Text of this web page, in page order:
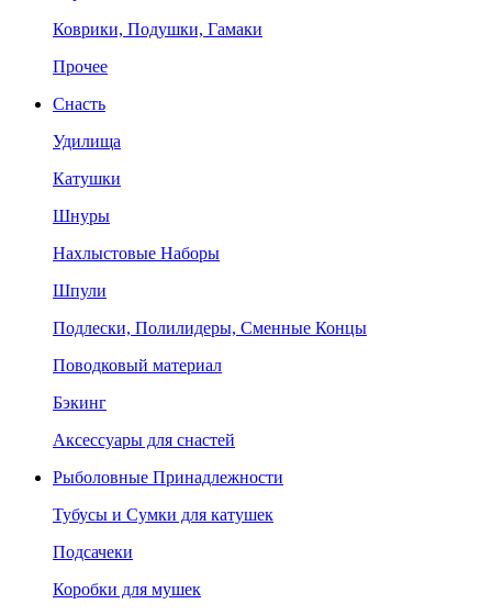
Коврики, Подушки, Гамаки
Прочее
Снасть
Удилища
Катушки
Шнуры
Нахлыстовые Наборы
Шпули
Подлески, Полилидеры, Сменные Концы
Поводковый материал
Бэкинг
Аксессуары для снастей
Рыболовные Принадлежности
Тубусы и Сумки для катушек
Подсачеки
Коробки для мушек